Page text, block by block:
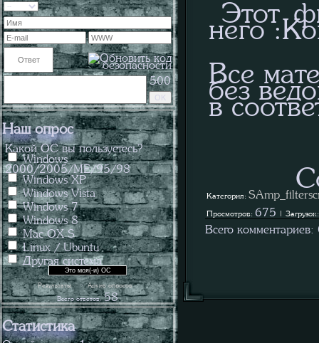
500
Наш опрос
Какой ОС вы пользуетесь?
Windows
2000/2005/ME/95/98
Windows XP
Windows Vista
Windows 7
Windows 8
Mac OX S
Linux / Ubuntu
Другая система
Результаты ·Архив опросов
Всего ответов: 58
Статистика
Этот
него
Все
без
в
Категория:
Просмотров: 675 |
Всего комментариев: